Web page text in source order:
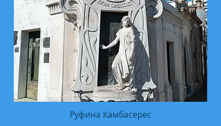
Руфина Камбасерес